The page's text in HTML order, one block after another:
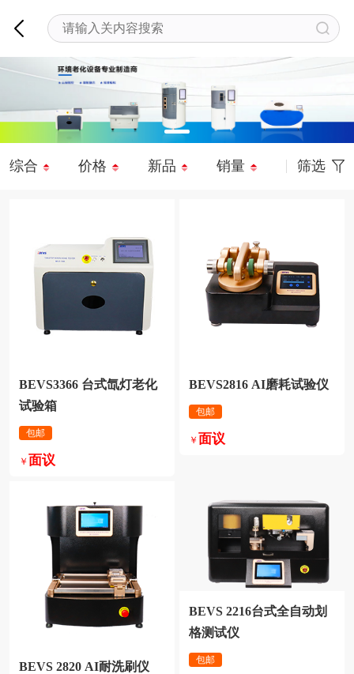
综合 价格 新品 销量 筛选
试验箱
包邮
￥ 面议
BEVS2816 AI磨耗试验仪
包邮
￥ 面议
BEVS 2820 AI耐洗刷仪
格测试仪
包邮